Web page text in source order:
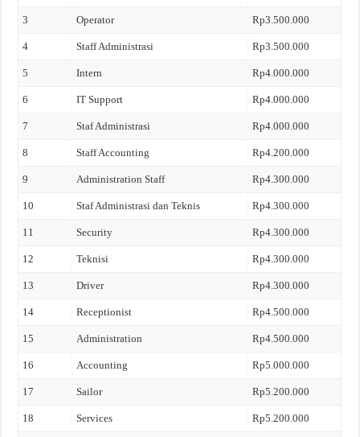
3 Operator Rp3.500.000
4 Staff Administrasi Rp3.500.000
5 Intern Rp4.000.000
6 IT Support Rp4.000.000
7 Staf Administrasi Rp4.000.000
8 Staff Accounting Rp4.200.000
9 Administration Staff Rp4.300.000
10 Staf Administrasi dan Teknis Rp4.300.000
11 Security Rp4.300.000
12 Teknisi Rp4.300.000
13 Driver Rp4.300.000
14 Receptionist Rp4.500.000
15 Administration Rp4.500.000
16 Accounting Rp5.000.000
17 Sailor Rp5.200.000
18 Services Rp5.200.000